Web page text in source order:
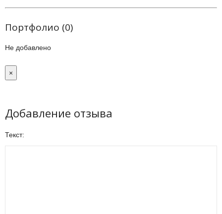
Портфолио (0)
Не добавлено
×
Добавление отзыва
Текст: